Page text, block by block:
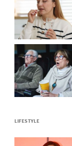
LIFESTYLE